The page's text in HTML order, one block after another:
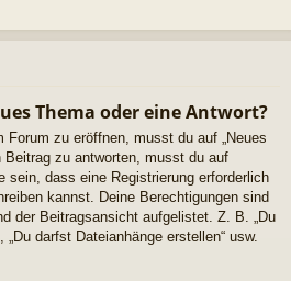
Thema oder eine Antwort?
Forum zu eröffnen, musst du auf „Neues
Beitrag zu antworten, musst du auf
sein, dass eine Registrierung erforderlich
kannst. Deine Berechtigungen sind
der Beitragsansicht aufgelistet. Z. B. „Du
darfst Dateianhänge erstellen“ usw.